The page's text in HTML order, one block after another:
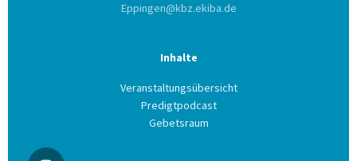
Eppingen@kbz.ekiba.de
Inhalte
Veranstaltungsübersicht
Predigtpodcast
Gebetsraum